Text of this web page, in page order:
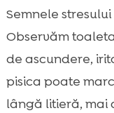
Semnele
Observăm
de ascundere,
pisica poate
lângă litieră, mai